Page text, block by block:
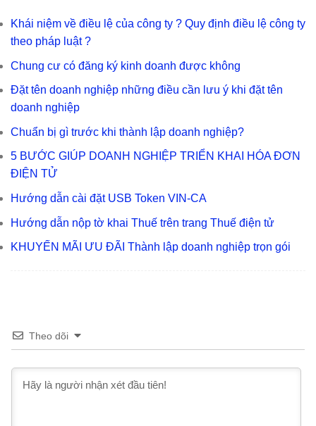
Khái niệm về điều lệ của công ty ? Quy định điều lệ công ty
theo pháp luật ?
Chung cư có đăng ký kinh doanh được không
Đặt tên doanh nghiệp những điều cần lưu ý khi đặt tên
doanh nghiệp
Chuẩn bị gì trước khi thành lập doanh nghiệp?
5 BƯỚC GIÚP DOANH NGHIỆP TRIỂN KHAI HÓA ĐƠN
ĐIỆN TỬ
Hướng dẫn cài đặt USB Token VIN-CA
Hướng dẫn nộp tờ khai Thuế trên trang Thuế điện tử
KHUYẾN MÃI ƯU ĐÃI Thành lập doanh nghiệp trọn gói
Theo dõi